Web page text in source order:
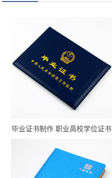
毕业证书制作 职业高校学位证书